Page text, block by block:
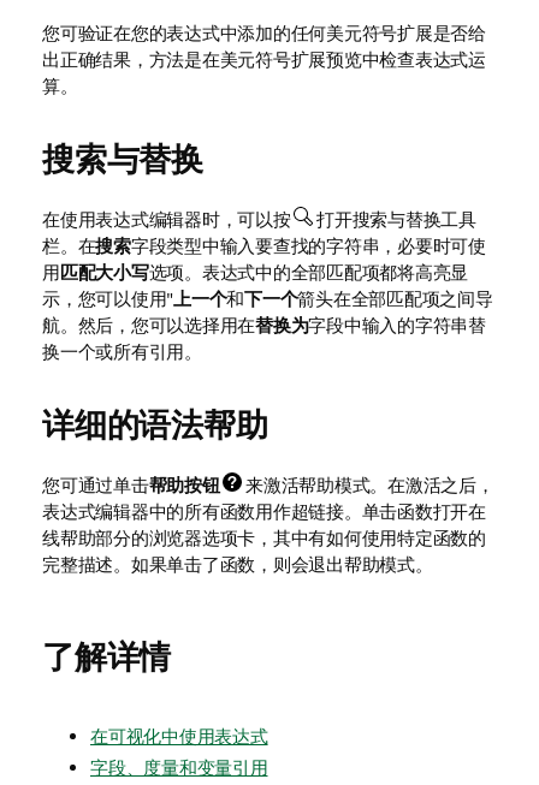
您可验证在您的表达式中添加的任何美元符号扩展是否给
出正确结果，方法是在美元符号扩展预览中检查表达式运
算。
搜索与替换
在使用表达式编辑器时，可以按
打开搜索与替换工具
栏。在搜索字段类型中输入要查找的字符串，必要时可使
用匹配大小写选项。表达式中的全部匹配项都将高亮显
示，您可以使用"上一个和下一个箭头在全部匹配项之间导
航。然后，您可以选择用在替换为字段中输入的字符串替
换一个或所有引用。
详细的语法帮助
您可通过单击帮助按钮
来激活帮助模式。在激活之后，
表达式编辑器中的所有函数用作超链接。单击函数打开在
线帮助部分的浏览器选项卡，其中有如何使用特定函数的
完整描述。如果单击了函数，则会退出帮助模式。
了解详情
在可视化中使用表达式
字段、度量和变量引用